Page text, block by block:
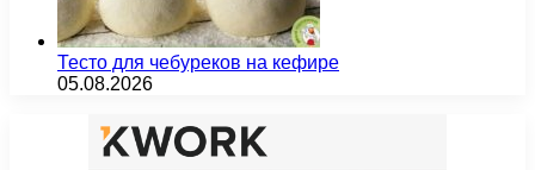
Тесто для чебуреков на кефире
05.08.2026